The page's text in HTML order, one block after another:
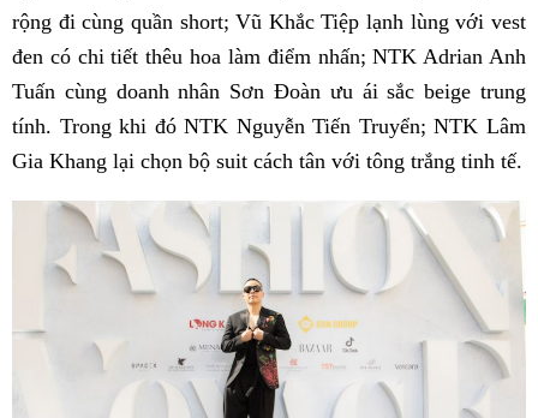
rộng đi cùng quần short; Vũ Khắc Tiệp lạnh lùng với vest
đen có chi tiết thêu hoa làm điểm nhấn; NTK Adrian Anh
Tuấn cùng doanh nhân Sơn Đoàn ưu ái sắc beige trung
tính. Trong khi đó NTK Nguyễn Tiến Truyển; NTK Lâm
Gia Khang lại chọn bộ suit cách tân với tông trắng tinh tế.